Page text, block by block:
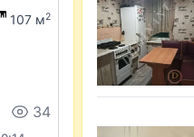
107 м2
34